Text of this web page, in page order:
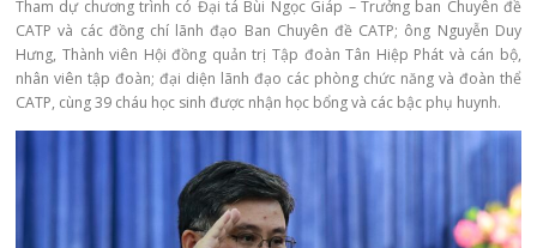
Tham dự chương trình có Đại tá Bùi Ngọc Giáp – Trưởng ban Chuyên đề
CATP và các đồng chí lãnh đạo Ban Chuyên đề CATP; ông Nguyễn Duy
Hưng, Thành viên Hội đồng quản trị Tập đoàn Tân Hiệp Phát và cán bộ,
nhân viên tập đoàn; đại diện lãnh đạo các phòng chức năng và đoàn thể
CATP, cùng 39 cháu học sinh được nhận học bổng và các bậc phụ huynh.